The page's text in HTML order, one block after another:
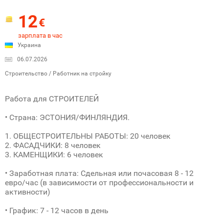
12€
зарплата в час
Украина
06.07.2026
Строительство / Работник на стройку
Работа для СТРОИТЕЛЕЙ
• Страна: ЭСТОНИЯ/ФИНЛЯНДИЯ.
1. ОБЩЕСТРОИТЕЛЬНЫ РАБОТЫ: 20 человек
2. ФАСАДЧИКИ: 8 человек
3. КАМЕНЩИКИ: 6 человек
• Заработная плата: Сдельная или почасовая 8 - 12
евро/час (в зависимости от профессиональности и
активности)
• График: 7 - 12 часов в день